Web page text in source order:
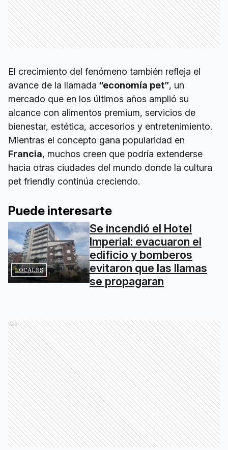
El crecimiento del fenómeno también refleja el
avance de la llamada “economía pet”, un
mercado que en los últimos años amplió su
alcance con alimentos premium, servicios de
bienestar, estética, accesorios y entretenimiento.
Mientras el concepto gana popularidad en
Francia, muchos creen que podría extenderse
hacia otras ciudades del mundo donde la cultura
pet friendly continúa creciendo.
Puede interesarte
LOCALES
Se incendió el Hotel
Imperial: evacuaron el
edificio y bomberos
evitaron que las llamas
se propagaran
Ads